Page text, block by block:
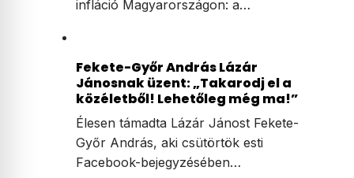
infláció Magyarországon: a…
Fekete-Győr András Lázár
Jánosnak üzent: „Takarodj el a
közéletből! Lehetőleg még ma!”
Élesen támadta Lázár Jánost Fekete-
Győr András, aki csütörtök esti
Facebook-bejegyzésében…